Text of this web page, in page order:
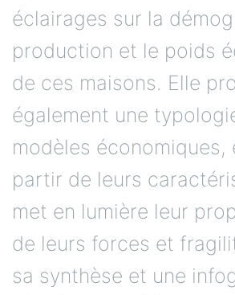
éclairages sur la
production et le poids
de ces maisons. Elle
également une
modèles économiques,
partir de leurs
met en lumière leur
de leurs forces et
sa synthèse et une